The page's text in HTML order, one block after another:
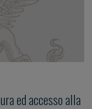
ed accesso alla